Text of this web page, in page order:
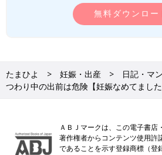
無料ダウンロー
たまひよ 妊娠・出産 日記・マ
つわり中の出前は危険【妊娠なめてまし
ＡＢＪマークは、この電子書店
著作権者からコンテンツ使用許
であることを示す登録商標（登